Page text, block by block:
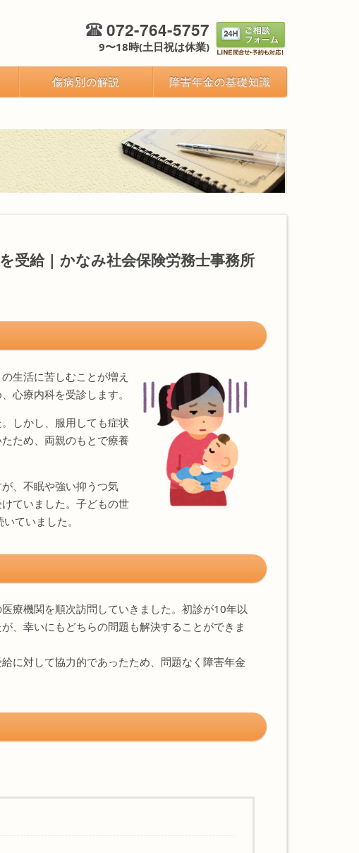
072-764-5757
9〜18時(土日祝は休業)
傷病別の解説 障害年金の基礎知識
受給 | かなみ社会保険労務士事務所
生活に苦しむことが増え
心療内科を受診します。
しかし、服用しても症状
ため、両親のもとで療養
、不眠や強い抑うつ気
ていました。子どもの世
ていました。
療機関を順次訪問していきました。初診が10年以
、幸いにもどちらの問題も解決することができま
に対して協力的であったため、問題なく障害年金